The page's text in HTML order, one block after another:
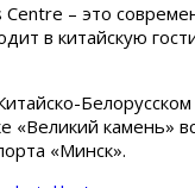
– это
в китайскую
Белорусском
«Великий камень»
«Минск».